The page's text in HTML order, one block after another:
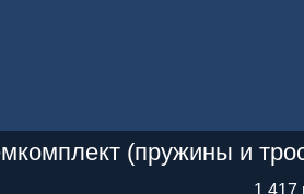
(пружины и
1 417